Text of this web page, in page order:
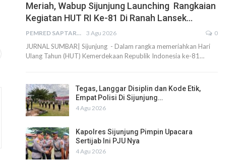
Meriah, Wabup Sijunjung Launching Rangkaian
Kegiatan HUT RI Ke-81 Di Ranah Lansek…
PEMRED SAPTARIUS 3 Agu 2026 0
JURNAL SUMBAR| Sijunjung - Dalam rangka memeriahkan Hari
Ulang Tahun (HUT) Kemerdekaan Republik Indonesia ke-81…
Tegas, Langgar Disiplin dan Kode Etik,
Empat Polisi Di Sijunjung…
4 Agu 2026
Kapolres Sijunjung Pimpin Upacara
Sertijab Ini PJU Nya
4 Agu 2026